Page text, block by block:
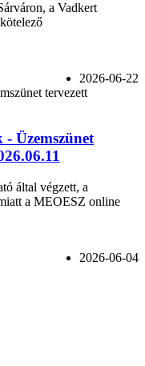
a Vadkert
2026-06-22
Üzemszünet
által végzett, a
a MEOESZ online
2026-06-04